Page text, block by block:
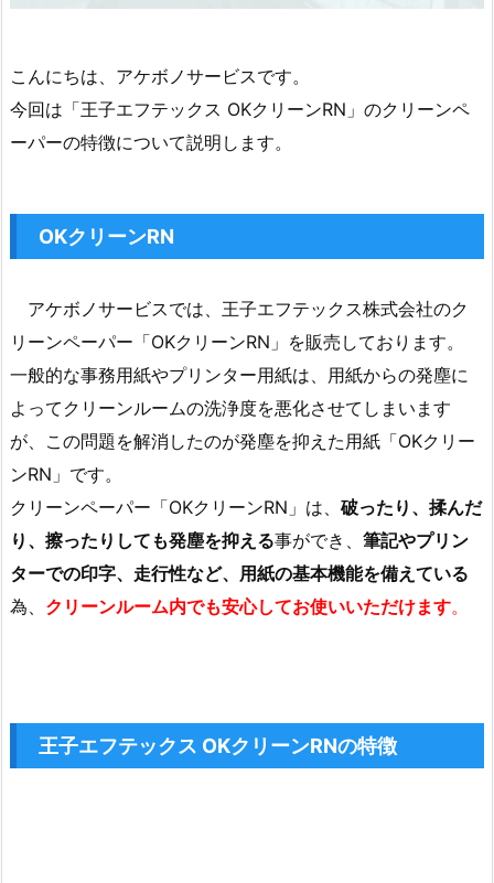
こんにちは、アケボノサービスです。
今回は「王子エフテックス OKクリーンRN」のクリーンペ
ーパーの特徴について説明します。
OKクリーンRN
アケボノサービスでは、王子エフテックス株式会社のク
リーンペーパー「OKクリーンRN」を販売しております。
一般的な事務用紙やプリンター用紙は、用紙からの発塵に
よってクリーンルームの洗浄度を悪化させてしまいます
が、この問題を解消したのが発塵を抑えた用紙「OKクリー
ンRN」です。
クリーンペーパー「OKクリーンRN」は、 破ったり、揉んだ
り、擦ったりしても発塵を抑える事ができ、 筆記やプリン
ターでの印字、走行性など、用紙の基本機能を備えている
為、 クリーンルーム内でも安心してお使いいただけます。
王子エフテックス OKクリーンRNの特徴